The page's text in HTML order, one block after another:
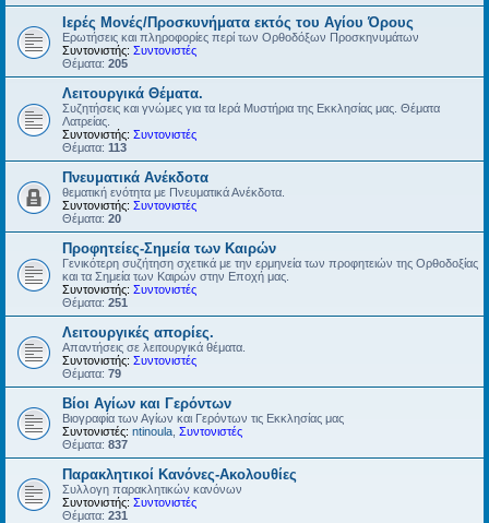
Ιερές Μονές/Προσκυνήματα εκτός του Αγίου Όρους
Ερωτήσεις και πληροφορίες περί των Ορθοδόξων Προσκηνυμάτων
Συντονιστής: Συντονιστές
Θέματα: 205
Λειτουργικά Θέματα.
Συζητήσεις και γνώμες για τα Ιερά Μυστήρια της Εκκλησίας μας. Θέματα
Λατρείας.
Συντονιστής: Συντονιστές
Θέματα: 113
Πνευματικά Ανέκδοτα
θεματική ενότητα με Πνευματικά Ανέκδοτα.
Συντονιστής: Συντονιστές
Θέματα: 20
Προφητείες-Σημεία των Καιρών
Γενικότερη συζήτηση σχετικά με την ερμηνεία των προφητειών της Ορθοδοξίας
και τα Σημεία των Καιρών στην Εποχή μας.
Συντονιστής: Συντονιστές
Θέματα: 251
Λειτουργικές απορίες.
Απαντήσεις σε λειτουργικά θέματα.
Συντονιστής: Συντονιστές
Θέματα: 79
Βίοι Αγίων και Γερόντων
Βιογραφία των Αγίων και Γερόντων τις Εκκλησίας μας
Συντονιστές: ntinoula Συντονιστές
Θέματα: 837
Παρακλητικοί Κανόνες-Ακολουθίες
Συλλογη παρακλητικών κανόνων
Συντονιστής: Συντονιστές
Θέματα: 231